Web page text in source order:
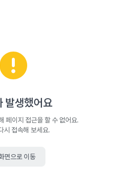
발생했어요
페이지 접근을 할 수 없어요.
시 접속해 보세요.
면으로 이동